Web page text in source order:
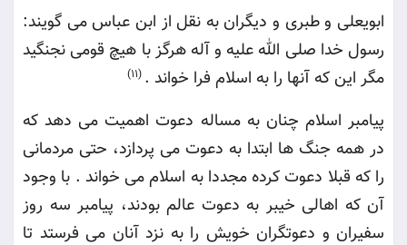
ابویعلی و طبری و دیگران به نقل از ابن عباس می گویند:
رسول خدا صلی الله علیه و آله هرگز با هیچ قومی نجنگید
مگر این که آنها را به اسلام فرا خواند .
(11)
پیامبر اسلام چنان به مساله دعوت اهمیت می دهد که
در همه جنگ ها ابتدا به دعوت می پردازد، حتی مردمانی
را که قبلا دعوت کرده مجددا به اسلام می خواند . با وجود
آن که اهالی خیبر به دعوت عالم بودند، پیامبر سه روز
سفیران و دعوتگران خویش را به نزد آنان می فرستد تا